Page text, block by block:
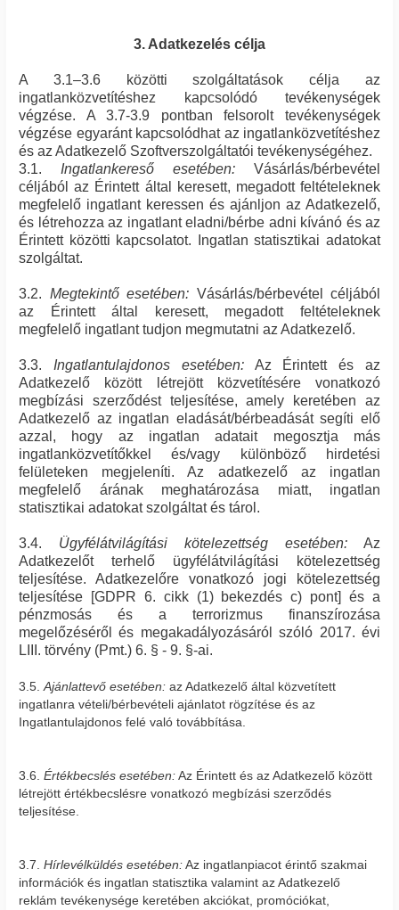
3. Adatkezelés célja
A 3.1–3.6 közötti szolgáltatások célja az
ingatlanközvetítéshez kapcsolódó tevékenységek
végzése. A 3.7-3.9 pontban felsorolt tevékenységek
végzése egyaránt kapcsolódhat az ingatlanközvetítéshez
és az Adatkezelő Szoftverszolgáltatói tevékenységéhez.
3.1. Ingatlankereső esetében: Vásárlás/bérbevétel
céljából az Érintett által keresett, megadott feltételeknek
megfelelő ingatlant keressen és ajánljon az Adatkezelő,
és létrehozza az ingatlant eladni/bérbe adni kívánó és az
Érintett közötti kapcsolatot. Ingatlan statisztikai adatokat
szolgáltat.
3.2. Megtekintő esetében: Vásárlás/bérbevétel céljából
az Érintett által keresett, megadott feltételeknek
megfelelő ingatlant tudjon megmutatni az Adatkezelő.
3.3. Ingatlantulajdonos esetében:Az Érintett és az
Adatkezelő között létrejött közvetítésére vonatkozó
megbízási szerződést teljesítése, amely keretében az
Adatkezelő az ingatlan eladását/bérbeadását segíti elő
azzal, hogy az ingatlan adatait megosztja más
ingatlanközvetítőkkel és/vagy különböző hirdetési
felületeken megjeleníti. Az adatkezelő az ingatlan
megfelelő árának meghatározása miatt, ingatlan
statisztikai adatokat szolgáltat és tárol.
3.4. Ügyfélátvilágítási kötelezettség esetében: Az
Adatkezelőt terhelő ügyfélátvilágítási kötelezettség
teljesítése. Adatkezelőre vonatkozó jogi kötelezettség
teljesítése [GDPR 6. cikk (1) bekezdés c) pont] és a
pénzmosás és a terrorizmus finanszírozása
megelőzéséről és megakadályozásáról szóló 2017. évi
LIII. törvény (Pmt.) 6. § - 9. §-ai.
3.5.Ajánlattevő esetében: az Adatkezelő által közvetített
ingatlanra vételi/bérbevételi ajánlatot rögzítése és az
Ingatlantulajdonos felé való továbbítása.
3.6. Értékbecslés esetében:Az Érintett és az Adatkezelő között
létrejött értékbecslésre vonatkozó megbízási szerződés
teljesítése.
3.7. Hírlevélküldés esetében:Az ingatlanpiacot érintő szakmai
információk és ingatlan statisztika valamint az Adatkezelő
reklám tevékenysége keretében akciókat, promóciókat,